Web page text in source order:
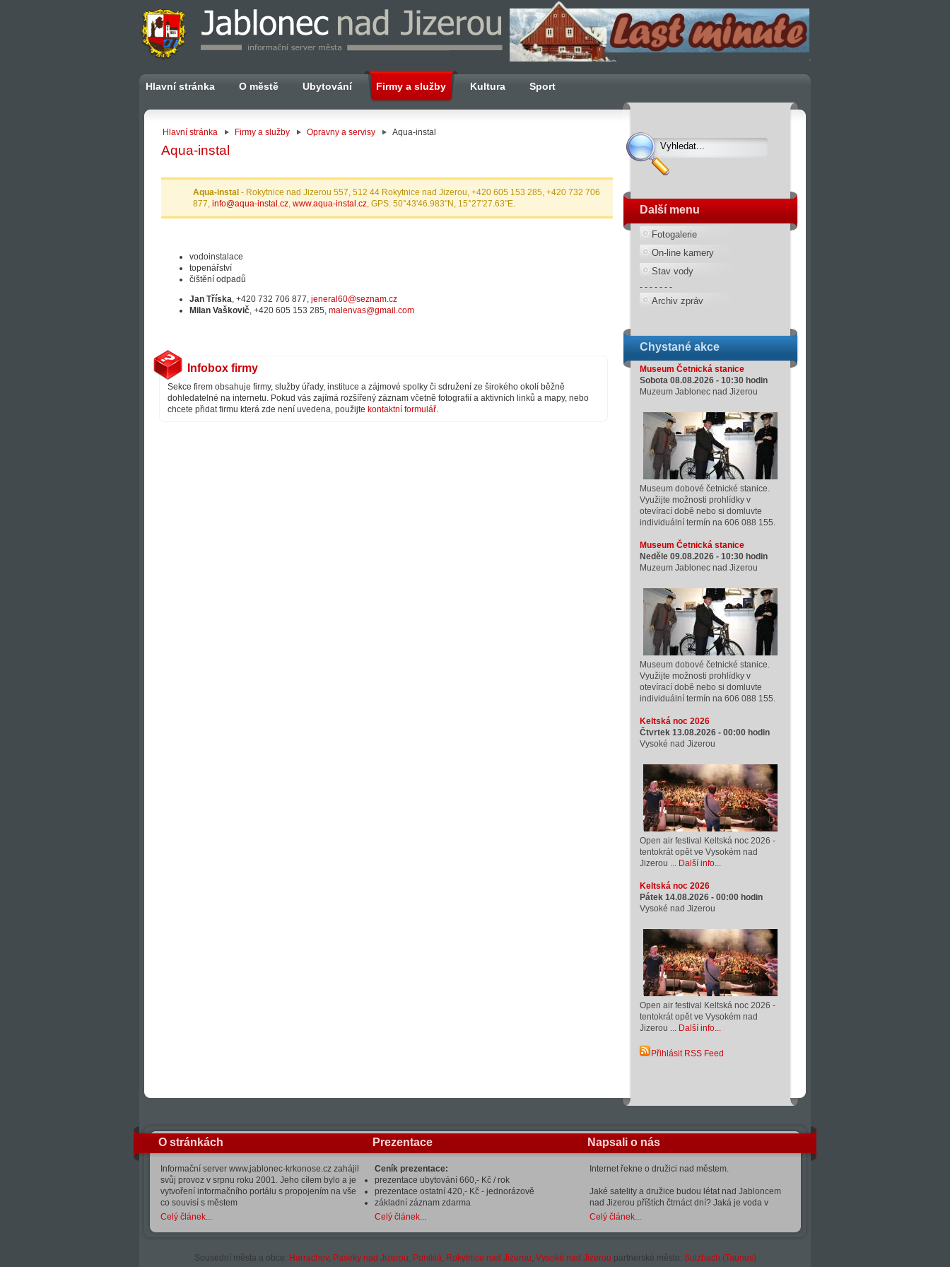
Hlavní stránka O městě Ubytování Firmy a služby Kultura Sport
Hlavní stránka Firmy a služby Opravny a servisy Aqua-instal
Aqua-instal
Aqua-instal - Rokytnice nad Jizerou 557, 512 44 Rokytnice nad Jizerou, +420 605 153 285, +420 732 706
877, info@aqua-instal.cz, www.aqua-instal.cz, GPS: 50°43'46.983"N, 15°27'27.63"E.
vodoinstalace
topenářství
čištění odpadů
Jan Tříska, +420 732 706 877, jeneral60@seznam.cz
Milan Vaškovič, +420 605 153 285, malenvas@gmail.com
Infobox firmy
Sekce firem obsahuje firmy, služby úřady, instituce a zájmové spolky či sdružení ze širokého okolí běžně
dohledatelné na internetu. Pokud vás zajímá rozšířený záznam včetně fotografií a aktivních linků a mapy, nebo
chcete přidat firmu která zde není uvedena, použijte kontaktní formulář.
Další menu
Fotogalerie
On-line kamery
Stav vody
- - - - - - -
Archiv zpráv
Chystané akce
Museum Četnická stanice
Sobota 08.08.2026 - 10:30 hodin
Muzeum Jablonec nad Jizerou
Museum dobové četnické stanice.
Využijte možnosti prohlídky v
otevírací době nebo si domluvte
individuální termín na 606 088 155.
Museum Četnická stanice
Neděle 09.08.2026 - 10:30 hodin
Muzeum Jablonec nad Jizerou
Museum dobové četnické stanice.
Využijte možnosti prohlídky v
otevírací době nebo si domluvte
individuální termín na 606 088 155.
Keltská noc 2026
Čtvrtek 13.08.2026 - 00:00 hodin
Vysoké nad Jizerou
Open air festival Keltská noc 2026 -
tentokrát opět ve Vysokém nad
Jizerou ... Další info...
Keltská noc 2026
Pátek 14.08.2026 - 00:00 hodin
Vysoké nad Jizerou
Open air festival Keltská noc 2026 -
tentokrát opět ve Vysokém nad
Jizerou ... Další info...
Přihlásit RSS Feed
O stránkách
Informační server www.jablonec-krkonose.cz zahájil
svůj provoz v srpnu roku 2001. Jeho cílem bylo a je
vytvoření informačního portálu s propojením na vše
co souvisí s městem
Celý článek...
Prezentace
Ceník prezentace:
prezentace ubytování 660,- Kč / rok
prezentace ostatní 420,- Kč - jednorázově
základní záznam zdarma
Celý článek...
Napsali o nás
Internet řekne o družici nad městem.
Jaké satelity a družice budou létat nad Jabloncem
nad Jizerou příštích čtrnáct dní? Jaká je voda v
Celý článek...
Sousední města a obce: Harrachov, Paseky nad Jizerou, Poniklá, Rokytnice nad Jizerou, Vysoké nad Jizerou partnerské město: Sulzbach (Taunus)